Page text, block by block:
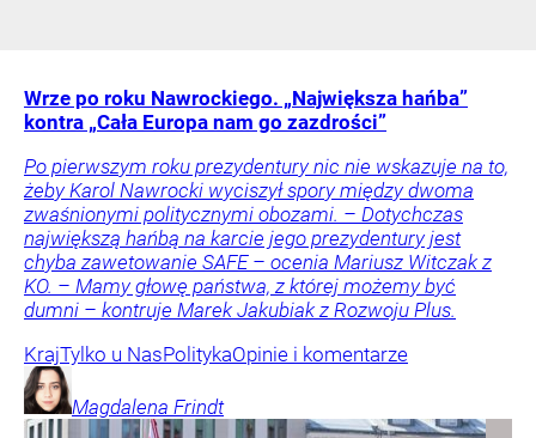
Wrze po roku Nawrockiego. „Największa hańba”
kontra „Cała Europa nam go zazdrości”
Po pierwszym roku prezydentury nic nie wskazuje na to,
żeby Karol Nawrocki wyciszył spory między dwoma
zwaśnionymi politycznymi obozami. – Dotychczas
największą hańbą na karcie jego prezydentury jest
chyba zawetowanie SAFE – ocenia Mariusz Witczak z
KO. – Mamy głowę państwa, z której możemy być
dumni – kontruje Marek Jakubiak z Rozwoju Plus.
KrajTylko u NasPolitykaOpinie i komentarze
Magdalena Frindt